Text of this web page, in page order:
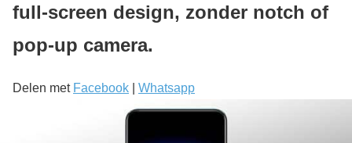
full-screen design, zonder notch of
pop-up camera.
Delen met Facebook Whatsapp